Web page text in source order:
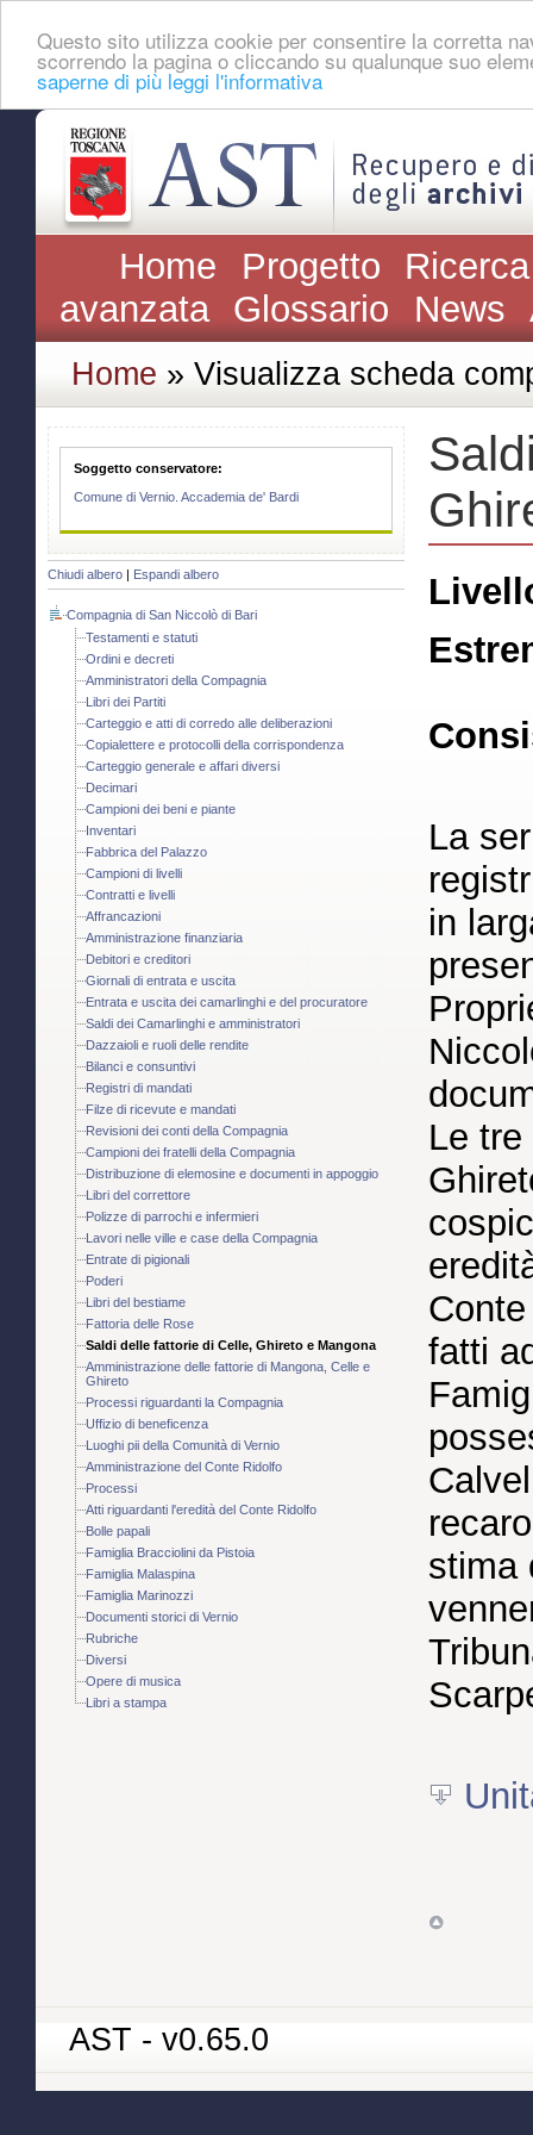
Questo sito utilizza cookie per consentire la corretta
scorrendo la pagina o cliccando su qualunque suo
saperne di più leggi l'informativa
Home Progetto
avanzata Glossario News
Home » Visualizza scheda
Soggetto conservatore:
Comune di Vernio. Accademia de' Bardi
Chiudi albero Espandi albero
Compagnia di San Niccolò di Bari
Testamenti e statuti
Ordini e decreti
Amministratori della Compagnia
Libri dei Partiti
Carteggio e atti di corredo alle deliberazioni
Copialettere e protocolli della corrispondenza
Carteggio generale e affari diversi
Decimari
Campioni dei beni e piante
Inventari
Fabbrica del Palazzo
Campioni di livelli
Contratti e livelli
Affrancazioni
Amministrazione finanziaria
Debitori e creditori
Giornali di entrata e uscita
Entrata e uscita dei camarlinghi e del procuratore
Saldi dei Camarlinghi e amministratori
Dazzaioli e ruoli delle rendite
Bilanci e consuntivi
Registri di mandati
Filze di ricevute e mandati
Revisioni dei conti della Compagnia
Campioni dei fratelli della Compagnia
Distribuzione di elemosine e documenti in appoggio
Libri del correttore
Polizze di parrochi e infermieri
Lavori nelle ville e case della Compagnia
Entrate di pigionali
Poderi
Libri del bestiame
Fattoria delle Rose
Saldi delle fattorie di Celle, Ghireto e Mangona
Amministrazione delle fattorie di Mangona, Celle e
Ghireto
Processi riguardanti la Compagnia
Uffizio di beneficenza
Luoghi pii della Comunità di Vernio
Amministrazione del Conte Ridolfo
Processi
Atti riguardanti l'eredità del Conte Ridolfo
Bolle papali
Famiglia Bracciolini da Pistoia
Famiglia Malaspina
Famiglia Marinozzi
Documenti storici di Vernio
Rubriche
Diversi
Opere di musica
Libri a stampa
La
in
Le
fatti
stima
AST - v0.65.0